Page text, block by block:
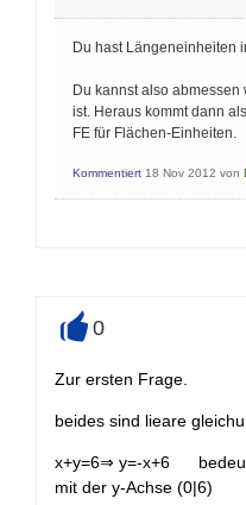
Du hast Längeneinheiten
Du kannst also
ist. Heraus kommt dann
FE für Flächen-Einheiten.
Kommentiert 18 Nov 2012 von
0
Zur ersten Frage.
beides sind lieare
x+y=6⇒ y=-x+6
mit der y-Achse (0|6)